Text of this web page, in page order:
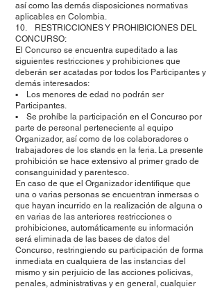
así como las demás disposiciones normativas
aplicables en Colombia.
10. RESTRICCIONES Y PROHIBICIONES DEL
CONCURSO:
El Concurso se encuentra supeditado a las
siguientes restricciones y prohibiciones que
deberán ser acatadas por todos los Participantes y
demás interesados:
▪ Los menores de edad no podrán ser
Participantes.
▪ Se prohíbe la participación en el Concurso por
parte de personal perteneciente al equipo
Organizador, así como de los colaboradores o
trabajadores de los stands en la feria. La presente
prohibición se hace extensivo al primer grado de
consanguinidad y parentesco.
En caso de que el Organizador identifique que
una o varias personas se encuentran inmersas o
que hayan incurrido en la realización de alguna o
en varias de las anteriores restricciones o
prohibiciones, automáticamente su información
será eliminada de las bases de datos del
Concurso, restringiendo su participación de forma
inmediata en cualquiera de las instancias del
mismo y sin perjuicio de las acciones policivas,
penales, administrativas y en general, cualquier